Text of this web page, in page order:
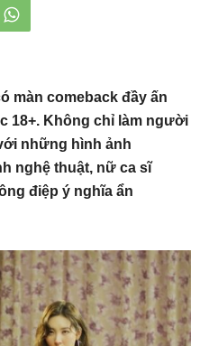
màn comeback đầy ấn
18+. Không chỉ làm người
những hình ảnh
nghệ thuật, nữ ca sĩ
điệp ý nghĩa ẩn